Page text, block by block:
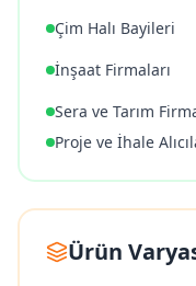
Çim Halı Bayileri
İnşaat Firmaları
Sera ve Tarım
Proje ve İhale
Ürün